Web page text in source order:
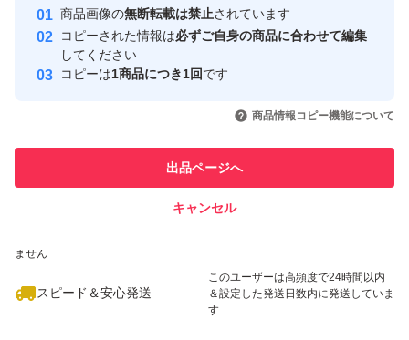
安心取引出品者
心・安全なユーザーです
取引実績
引を完了させた実績があります
での取引実績があります
ません
スピード＆安心発送
このユーザーは高頻度で24時間以内
＆設定した発送日数内に発送していま
す
商品画像の無断転載は禁止されています
コピーされた情報は必ずご自身の商品に合わせて編集
してください
コピーは1商品につき1回です
商品情報コピー機能について
出品ページへ
キャンセル